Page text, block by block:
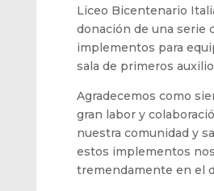
Liceo Bicentenario
donación de una serie
implementos para
sala de primeros
Agradecemos como
gran labor y
nuestra comunidad y
estos implementos
tremendamente en el